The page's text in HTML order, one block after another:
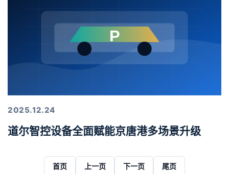
2025.12.24
道尔智控设备全面赋能京唐港多场景升级
首页 上一页 下一页 尾页